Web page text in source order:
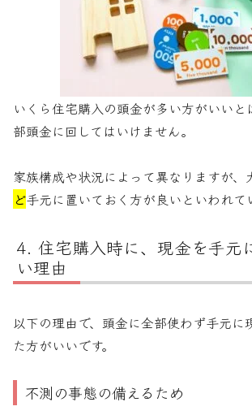
いくら住宅購入の頭金が多い方がいいと
部頭金に回してはいけません。
家族構成や状況によって異なりますが、
ど手元に置いておく方が良いといわれて
住宅購入時に、現金を手元
い理由
以下の理由で、頭金に全部使わず手元に
た方がいいです。
不測の事態の備えるため